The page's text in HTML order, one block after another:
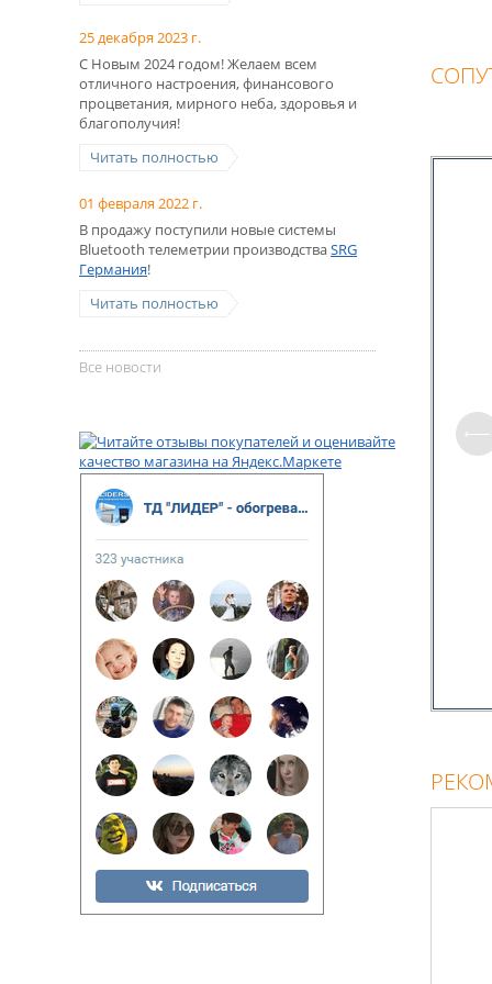
25 декабря 2023 г.
С Новым 2024 годом! Желаем всем
отличного настроения, финансового
процветания, мирного неба, здоровья и
благополучия!
Читать полностью
01 февраля 2022 г.
В продажу поступили новые системы
Bluetooth телеметрии производстваSRG
Германия!
Читать полностью
Все новости